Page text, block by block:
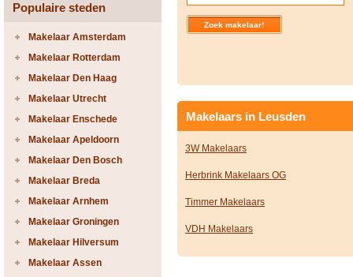
Populaire steden
Makelaar Amsterdam
Makelaar Rotterdam
Makelaar Den Haag
Makelaar Utrecht
Makelaar Enschede
Makelaar Apeldoorn
Makelaar Den Bosch
Makelaar Breda
Makelaar Arnhem
Makelaar Groningen
Makelaar Hilversum
Makelaar Assen
Makelaars in Leusden
3W Makelaars
Herbrink Makelaars OG
Timmer Makelaars
VDH Makelaars